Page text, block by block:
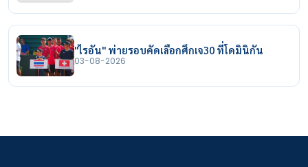
"ไรอัน" พ่ายรอบคัดเลือกศึกเจ30 ที่โดมินิกัน
03-08-2026